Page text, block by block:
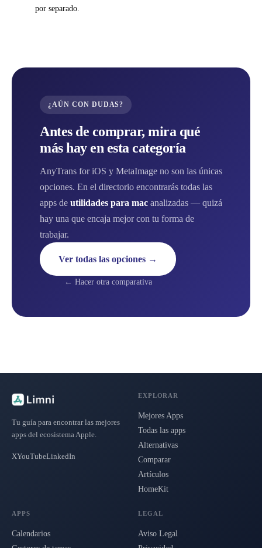
por separado.
¿AÚN CON DUDAS?
Antes de comprar, mira qué
más hay en esta categoría
AnyTrans for iOS y MetaImage no son las únicas
opciones. En el directorio encontrarás todas las
apps de utilidades para mac analizadas — quizá
hay una que encaja mejor con tu forma de
trabajar.
Ver todas las opciones →
← Hacer otra comparativa
Tu guía para encontrar las mejores
apps del ecosistema Apple.
XYouTubeLinkedIn
EXPLORAR
Mejores Apps
Todas las apps
Alternativas
Comparar
Artículos
HomeKit
APPS
Calendarios
LEGAL
Aviso Legal